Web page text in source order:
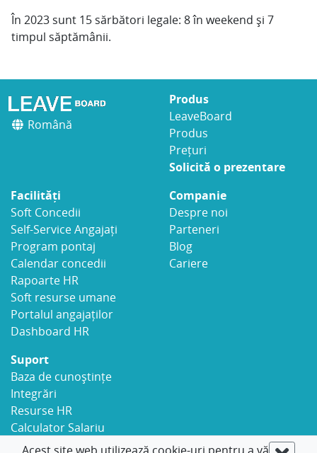
În 2023 sunt 15 sărbători legale: 8în weekend și 7
timpul săptămânii.
Română
Produs
LeaveBoard
Produs
Prețuri
Solicită o prezentare
Facilități
Soft Concedii
Self-Service Angajați
Program pontaj
Calendar concedii
Rapoarte HR
Soft resurse umane
Portalul angajaților
Dashboard HR
Companie
Despre noi
Parteneri
Blog
Cariere
Suport
Baza de cunoștințe
Integrări
Resurse HR
Calculator Salariu
Securitate